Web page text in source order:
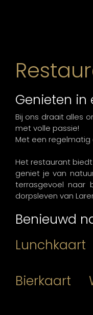
Genieten in
Bij ons draait alles
met volle passie!
Met een regelmatig
Het restaurant
geniet je van
terrasgevoel naar
dorpsleven van
Benieuwd
Lunchkaart
Bierkaart